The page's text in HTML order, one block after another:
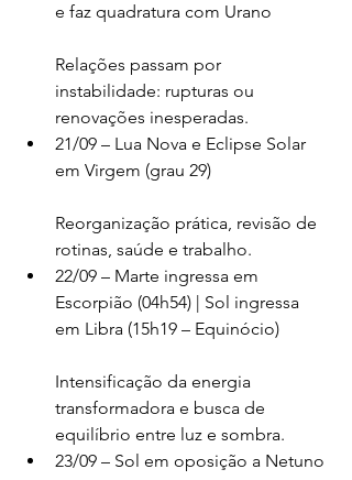
e faz quadratura com Urano
Relações passam por
instabilidade: rupturas ou
renovações inesperadas.
21/09 – Lua Nova e Eclipse Solar
em Virgem (grau 29)
Reorganização prática, revisão de
rotinas, saúde e trabalho.
22/09 – Marte ingressa em
Escorpião (04h54) | Sol ingressa
em Libra (15h19 – Equinócio)
Intensificação da energia
transformadora e busca de
equilíbrio entre luz e sombra.
23/09 – Sol em oposição a Netuno